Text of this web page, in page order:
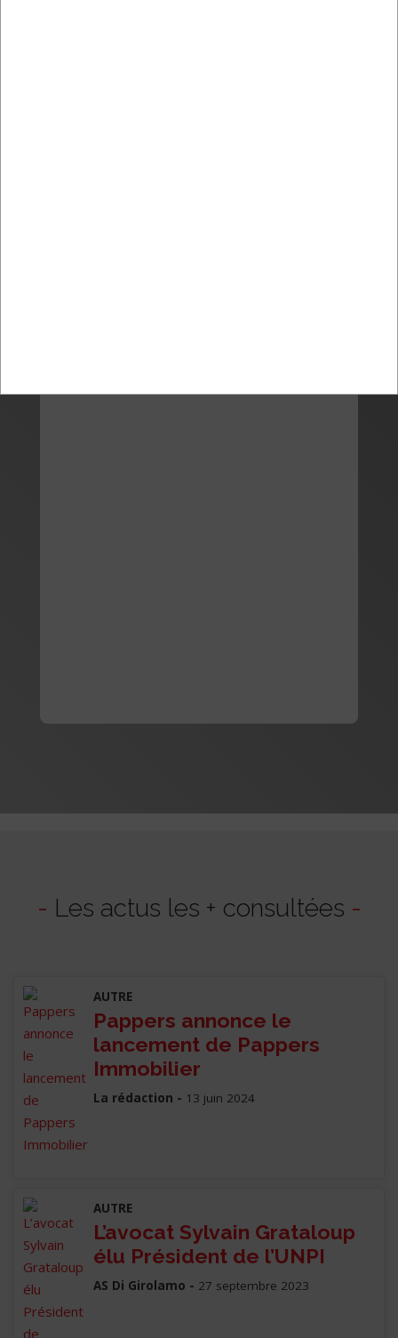
- Les actus les + consultées -
AUTRE
Pappers annonce le
lancement de Pappers
Immobilier
La rédaction - 13 juin 2024
AUTRE
L’avocat Sylvain Grataloup
élu Président de l’UNPI
AS Di Girolamo - 27 septembre 2023